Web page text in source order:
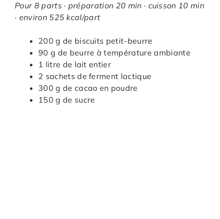
Pour 8 parts · préparation 20 min · cuisson 10 min
· environ 525 kcal/part
200 g de biscuits petit-beurre
90 g de beurre à température ambiante
1 litre de lait entier
2 sachets de ferment lactique
300 g de cacao en poudre
150 g de sucre